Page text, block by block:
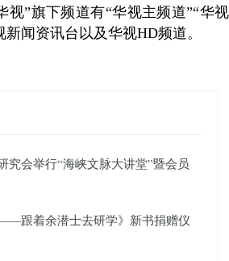
视”旗下频道有“华视主频道”“华视
闻资讯台以及华视HD频道。
究会举行“海峡文脉大讲堂”暨会员
跟着余潜士去研学》新书捐赠仪